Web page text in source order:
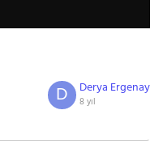
Derya Ergenay
8 yıl
D